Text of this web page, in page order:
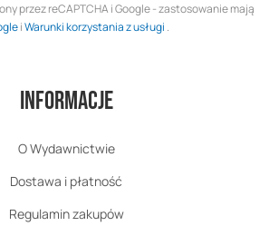
przez reCAPTCHA i Google - zastosowanie mają
iWarunki korzystania z usługi .
Informacje
O Wydawnictwie
Dostawa i płatność
Regulamin zakupów